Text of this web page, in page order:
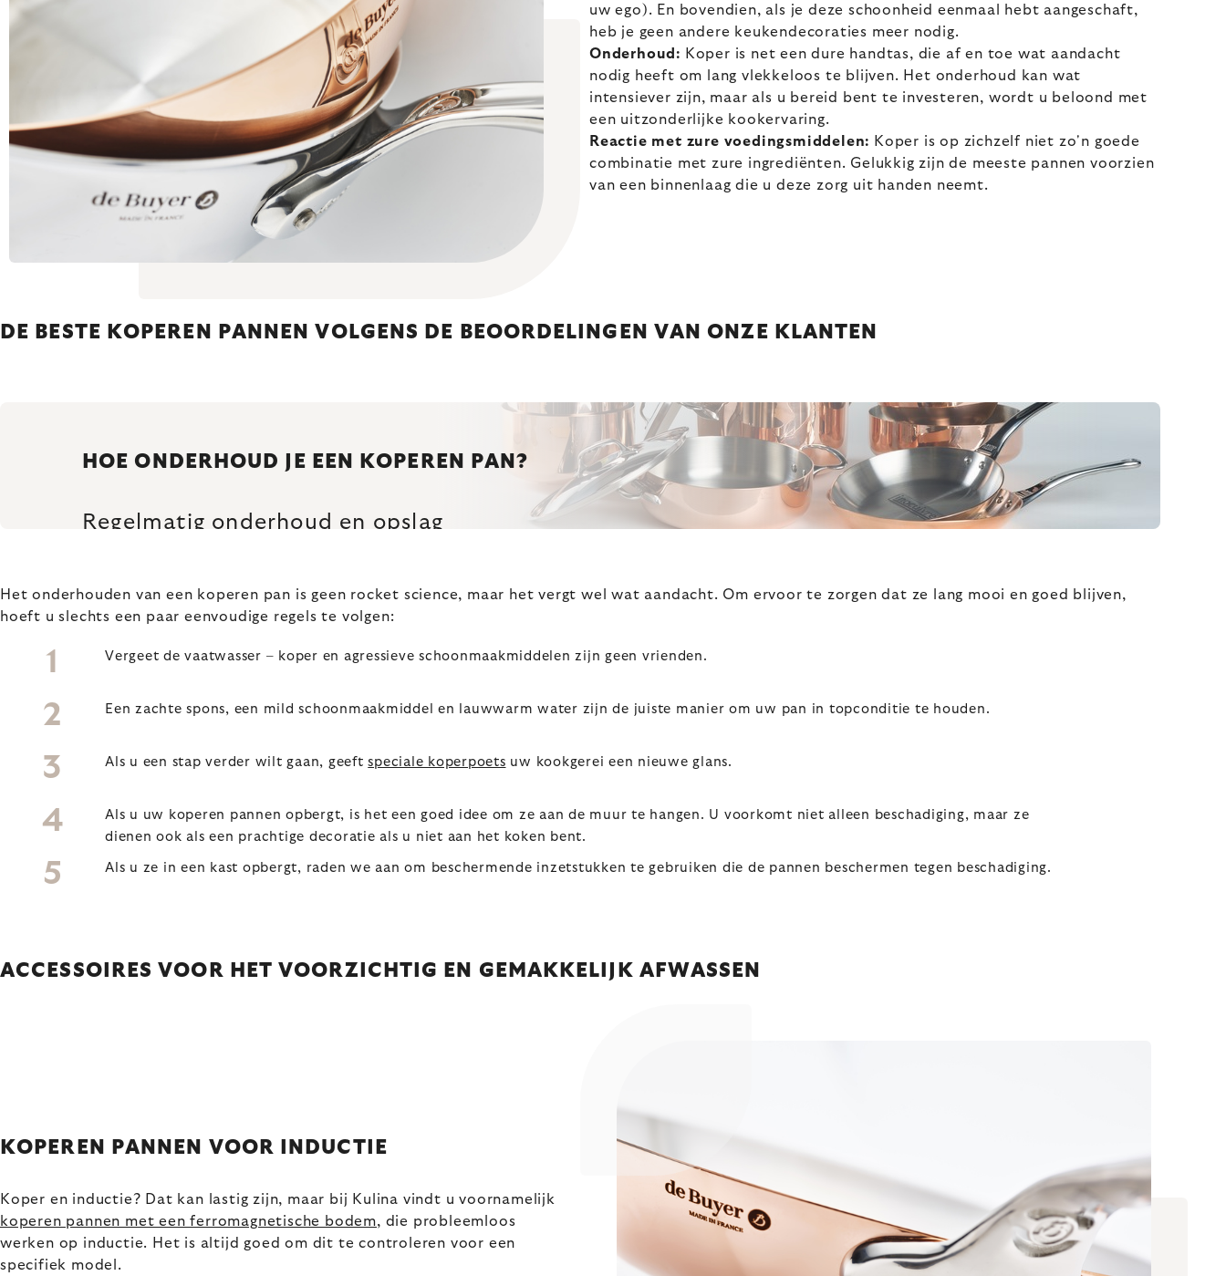
uw ego). En bovendien, als je deze schoonheid eenmaal hebt aangeschaft,
heb je geen andere keukendecoraties meer nodig.
Onderhoud: Koper is net een dure handtas, die af en toe wat aandacht
nodig heeft om lang vlekkeloos te blijven. Het onderhoud kan wat
intensiever zijn, maar als u bereid bent te investeren, wordt u beloond met
een uitzonderlijke kookervaring.
Reactie met zure voedingsmiddelen: Koper is op zichzelf niet zo'n goede
combinatie met zure ingrediënten. Gelukkig zijn de meeste pannen voorzien
van een binnenlaag die u deze zorg uit handen neemt.
DE BESTE KOPEREN PANNEN VOLGENS DE BEOORDELINGEN VAN ONZE KLANTEN
HOE ONDERHOUD JE EEN KOPEREN PAN?
Regelmatig onderhoud en opslag
Het onderhouden van een koperen pan is geen rocket science, maar het vergt wel wat aandacht. Om ervoor te zorgen dat ze lang mooi en goed blijven,
hoeft u slechts een paar eenvoudige regels te volgen:
Vergeet de vaatwasser – koper en agressieve schoonmaakmiddelen zijn geen vrienden.
Een zachte spons, een mild schoonmaakmiddel en lauwwarm water zijn de juiste manier om uw pan in topconditie te houden.
Als u een stap verder wilt gaan, geeftspeciale koperpoets uw kookgerei een nieuwe glans.
Als u uw koperen pannen opbergt, is het een goed idee om ze aan de muur te hangen. U voorkomt niet alleen beschadiging, maar ze
dienen ook als een prachtige decoratie als u niet aan het koken bent.
Als u ze in een kast opbergt, raden we aan om beschermende inzetstukken te gebruiken die de pannen beschermen tegen beschadiging.
ACCESSOIRES VOOR HET VOORZICHTIG EN GEMAKKELIJK AFWASSEN
KOPEREN PANNEN VOOR INDUCTIE
Koper en inductie? Dat kan lastig zijn, maar bij Kulina vindt u voornamelijk
koperen pannen met een ferromagnetische bodem, die probleemloos
werken op inductie. Het is altijd goed om dit te controleren voor een
specifiek model.